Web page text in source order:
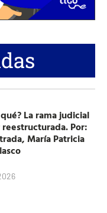
La rama judicial
Por:
María Patricia